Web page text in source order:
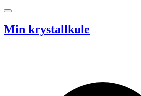
Hopp til innhold
Min krystallkule